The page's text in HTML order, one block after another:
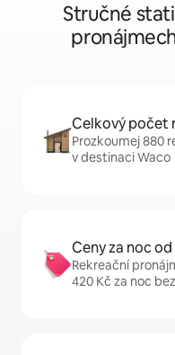
Stručné
Celkový počet
Prozkoumej 880
v destinaci Waco
Ceny za noc od
Rekreační
420 Kč za noc